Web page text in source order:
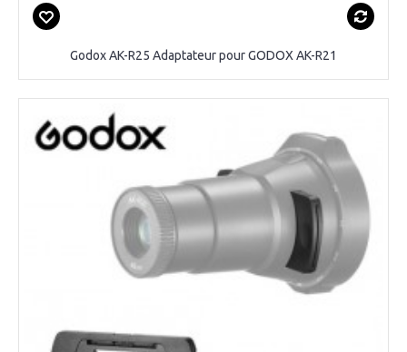
Godox AK-R25 Adaptateur pour GODOX AK-R21